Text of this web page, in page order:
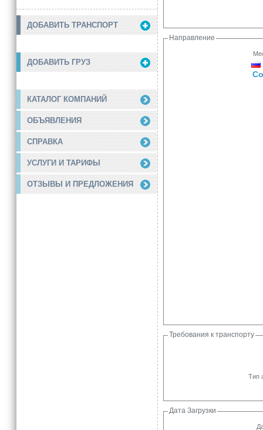
ДОБАВИТЬ ТРАНСПОРТ
ДОБАВИТЬ ГРУЗ
КАТАЛОГ КОМПАНИЙ
ОБЪЯВЛЕНИЯ
СПРАВКА
УСЛУГИ И ТАРИФЫ
ОТЗЫВЫ И ПРЕДЛОЖЕНИЯ
Направление
Требования к транспорту
Тип
Дата Загрузки